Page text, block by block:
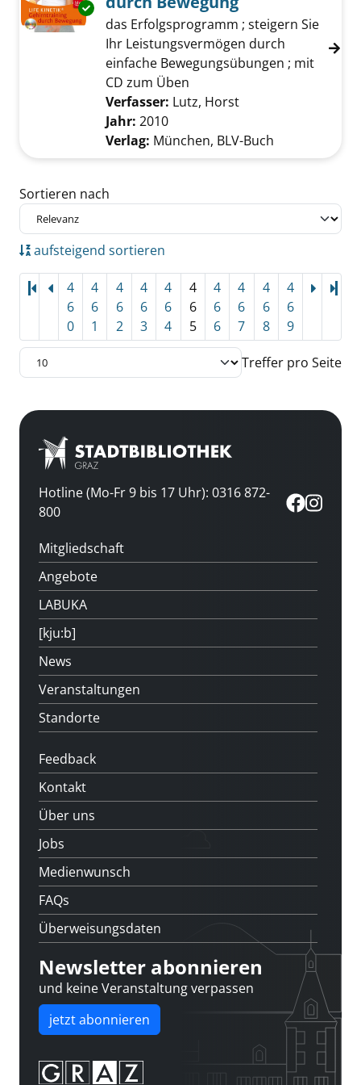
Exemplar-Details von Life Kinetik -
das Erfolgsprogramm ; steigern Sie
Ihr Leistungsvermögen durch
einfache Bewegungsübungen ; mit
CD zum Üben
Verfasser: Lutz, Horst
Jahr: 2010
Verlag: München, BLV-Buch
Zu den Suchfiltern springen
Sortieren nach
aufsteigend sortieren
4
6
0
4
6
1
4
6
2
4
6
3
4
6
4
4
6
5
4
6
6
4
6
7
4
6
8
4
6
9
Treffer pro Seite
Hotline (Mo-Fr 9 bis 17 Uhr): 0316 872-
800
Mitgliedschaft
Angebote
LABUKA
[kju:b]
News
Veranstaltungen
Standorte
Feedback
Kontakt
Über uns
Jobs
Medienwunsch
FAQs
Überweisungsdaten
Newsletter abonnieren
und keine Veranstaltung verpassen
jetzt abonnieren